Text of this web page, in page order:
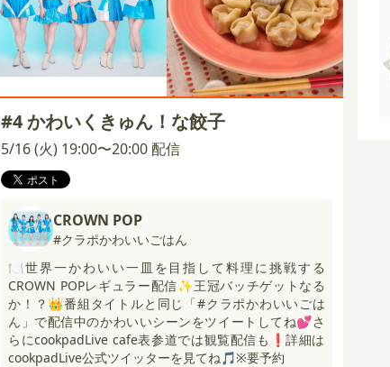
#4 かわいくきゅん！な餃子
5/16 (火) 19:00〜20:00 配信
CROWN POP
#クラポかわいいごはん
🍽世界一かわいい一皿を目指して料理に挑戦する
CROWN POPレギュラー配信✨王冠バッチゲットなる
か！？👑番組タイトルと同じ「#クラポかわいいごは
ん」で配信中のかわいいシーンをツイートしてね💕さ
らにcookpadLive cafe表参道では観覧配信も❗️詳細は
cookpadLive公式ツイッターを見てね🎵※要予約